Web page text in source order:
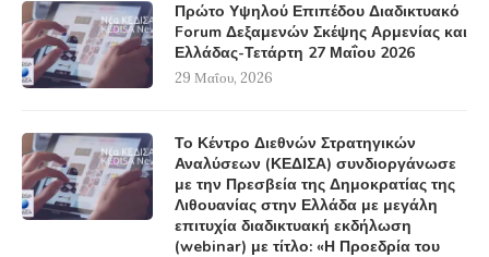
Πρώτο Υψηλού Επιπέδου Διαδικτυακό
Forum Δεξαμενών Σκέψης Αρμενίας και
Ελλάδας-Τετάρτη 27 Μαΐου 2026
29 Μαΐου, 2026
Το Κέντρο Διεθνών Στρατηγικών
Αναλύσεων (ΚΕΔΙΣΑ) συνδιοργάνωσε
με την Πρεσβεία της Δημοκρατίας της
Λιθουανίας στην Ελλάδα με μεγάλη
επιτυχία διαδικτυακή εκδήλωση
(webinar) με τίτλο: «Η Προεδρία του